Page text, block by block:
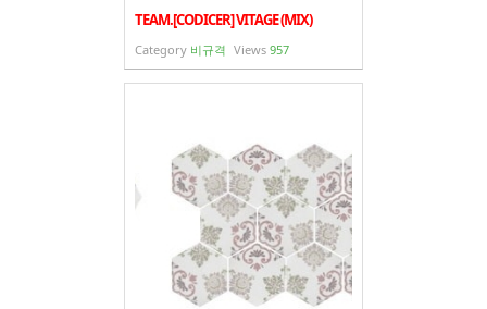
TEAM.[CODICER] VITAGE (MIX)
Category 비규격 Views 957